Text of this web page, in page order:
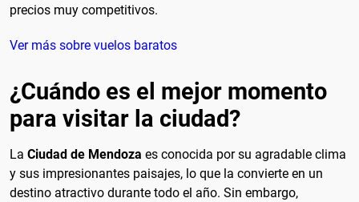
precios muy competitivos.
Ver más sobre vuelos baratos
¿Cuándo es el mejor momento
para visitar la ciudad?
La Ciudad de Mendoza es conocida por su agradable clima
y sus impresionantes paisajes, lo que la convierte en un
destino atractivo durante todo el año. Sin embargo,